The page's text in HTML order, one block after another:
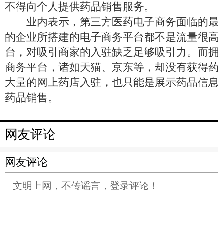
不得向个人提供药品销售服务。
业内表示，第三方医药电子商务面临的
的企业所搭建的电子商务平台都不是流量很
台，对吸引商家的入驻缺乏足够吸引力。而
商务平台，诸如天猫、京东等，却没有获得
大量的网上药店入驻，也只能是展示药品信
药品销售。
网友评论